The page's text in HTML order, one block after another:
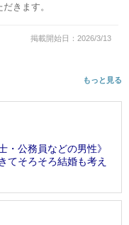
きます。
掲載開始日：2026/3/13
もっと見る
・公務員などの男性》
てそろそろ結婚も考え